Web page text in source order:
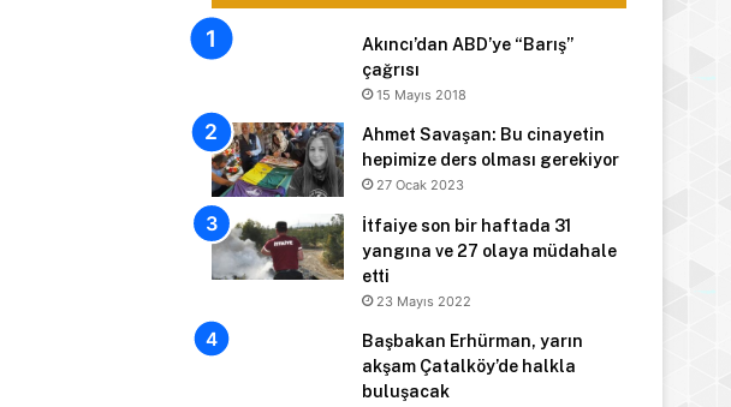
Akıncı’dan ABD’ye “Barış”
çağrısı
15 Mayıs 2018
Ahmet Savaşan: Bu cinayetin
hepimize ders olması gerekiyor
27 Ocak 2023
İtfaiye son bir haftada 31
yangına ve 27 olaya müdahale
etti
23 Mayıs 2022
Başbakan Erhürman, yarın
akşam Çatalköy’de halkla
buluşacak